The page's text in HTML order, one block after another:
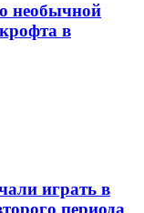
необычной
в
играть в
периода